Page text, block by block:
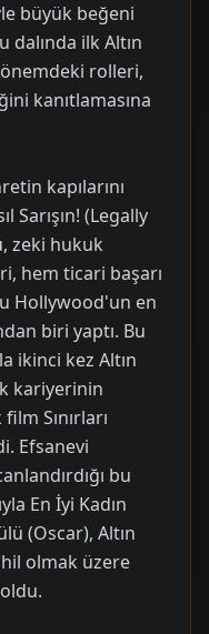
büyük beğeni
dalında ilk Altın
rolleri,
kanıtlamasına
kapılarını
Sarışın! (Legally
zeki hukuk
hem ticari başarı
Hollywood'un en
biri yaptı. Bu
ikinci kez Altın
kariyerinin
Sınırları
Efsanevi
bu
En İyi Kadın
(Oscar), Altın
olmak üzere